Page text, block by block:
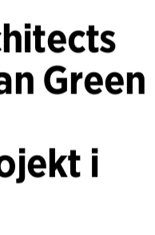
Green
i